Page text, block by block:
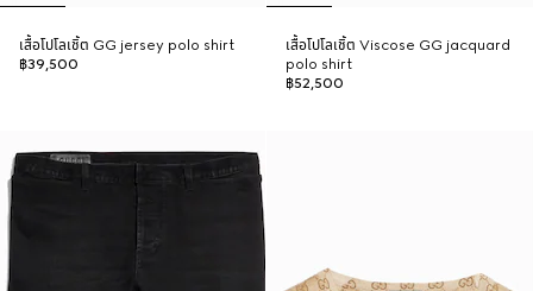
เสื้อโปโลเชิ้ต GG jersey polo shirt
฿39,500
เสื้อโปโลเชิ้ต Viscose GG jacquard
polo shirt
฿52,500